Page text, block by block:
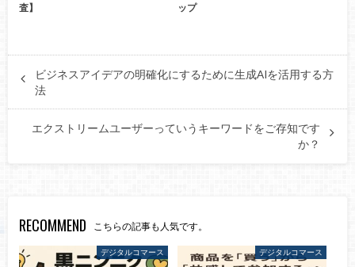
査】
ップ
ビジネスアイデアの明確化にするために生成AIを活用する方
法
エクストリームユーザーっていうキーワードをご存知です
か？
RECOMMEND こちらの記事も人気です。
デジタルコマース デジタルコマース